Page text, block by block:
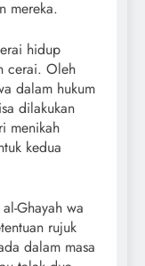
mereka.
hidup
cerai. Oleh
dalam hukum
dilakukan
menikah
kedua
Ghayah wa
rujuk
dalam masa